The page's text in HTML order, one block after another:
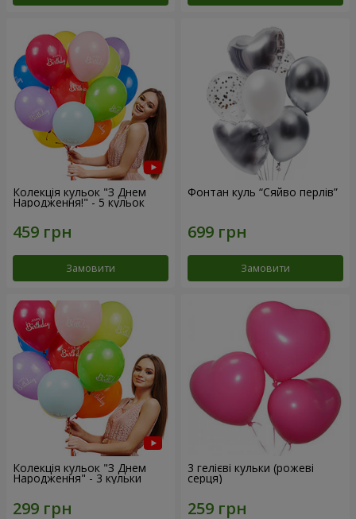
Колекція кульок "З Днем
Народження!" - 5 кульок
Замовити
Фонтан куль “Сяйво перлів”
Замовити
Колекція кульок "З Днем
Народження" - 3 кульки
3 гелієві кульки (рожеві
серця)